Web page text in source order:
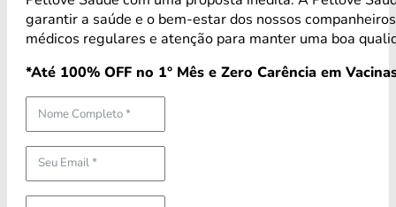
garantir a saúde e o bem-estar dos nossos
médicos regulares e atenção para manter uma boa
*Até 100% OFF no 1° Mês e Zero Carência em